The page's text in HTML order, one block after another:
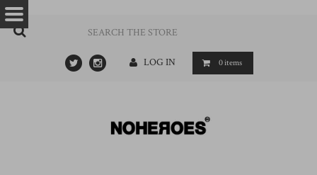
…- ->
LOG IN 0items